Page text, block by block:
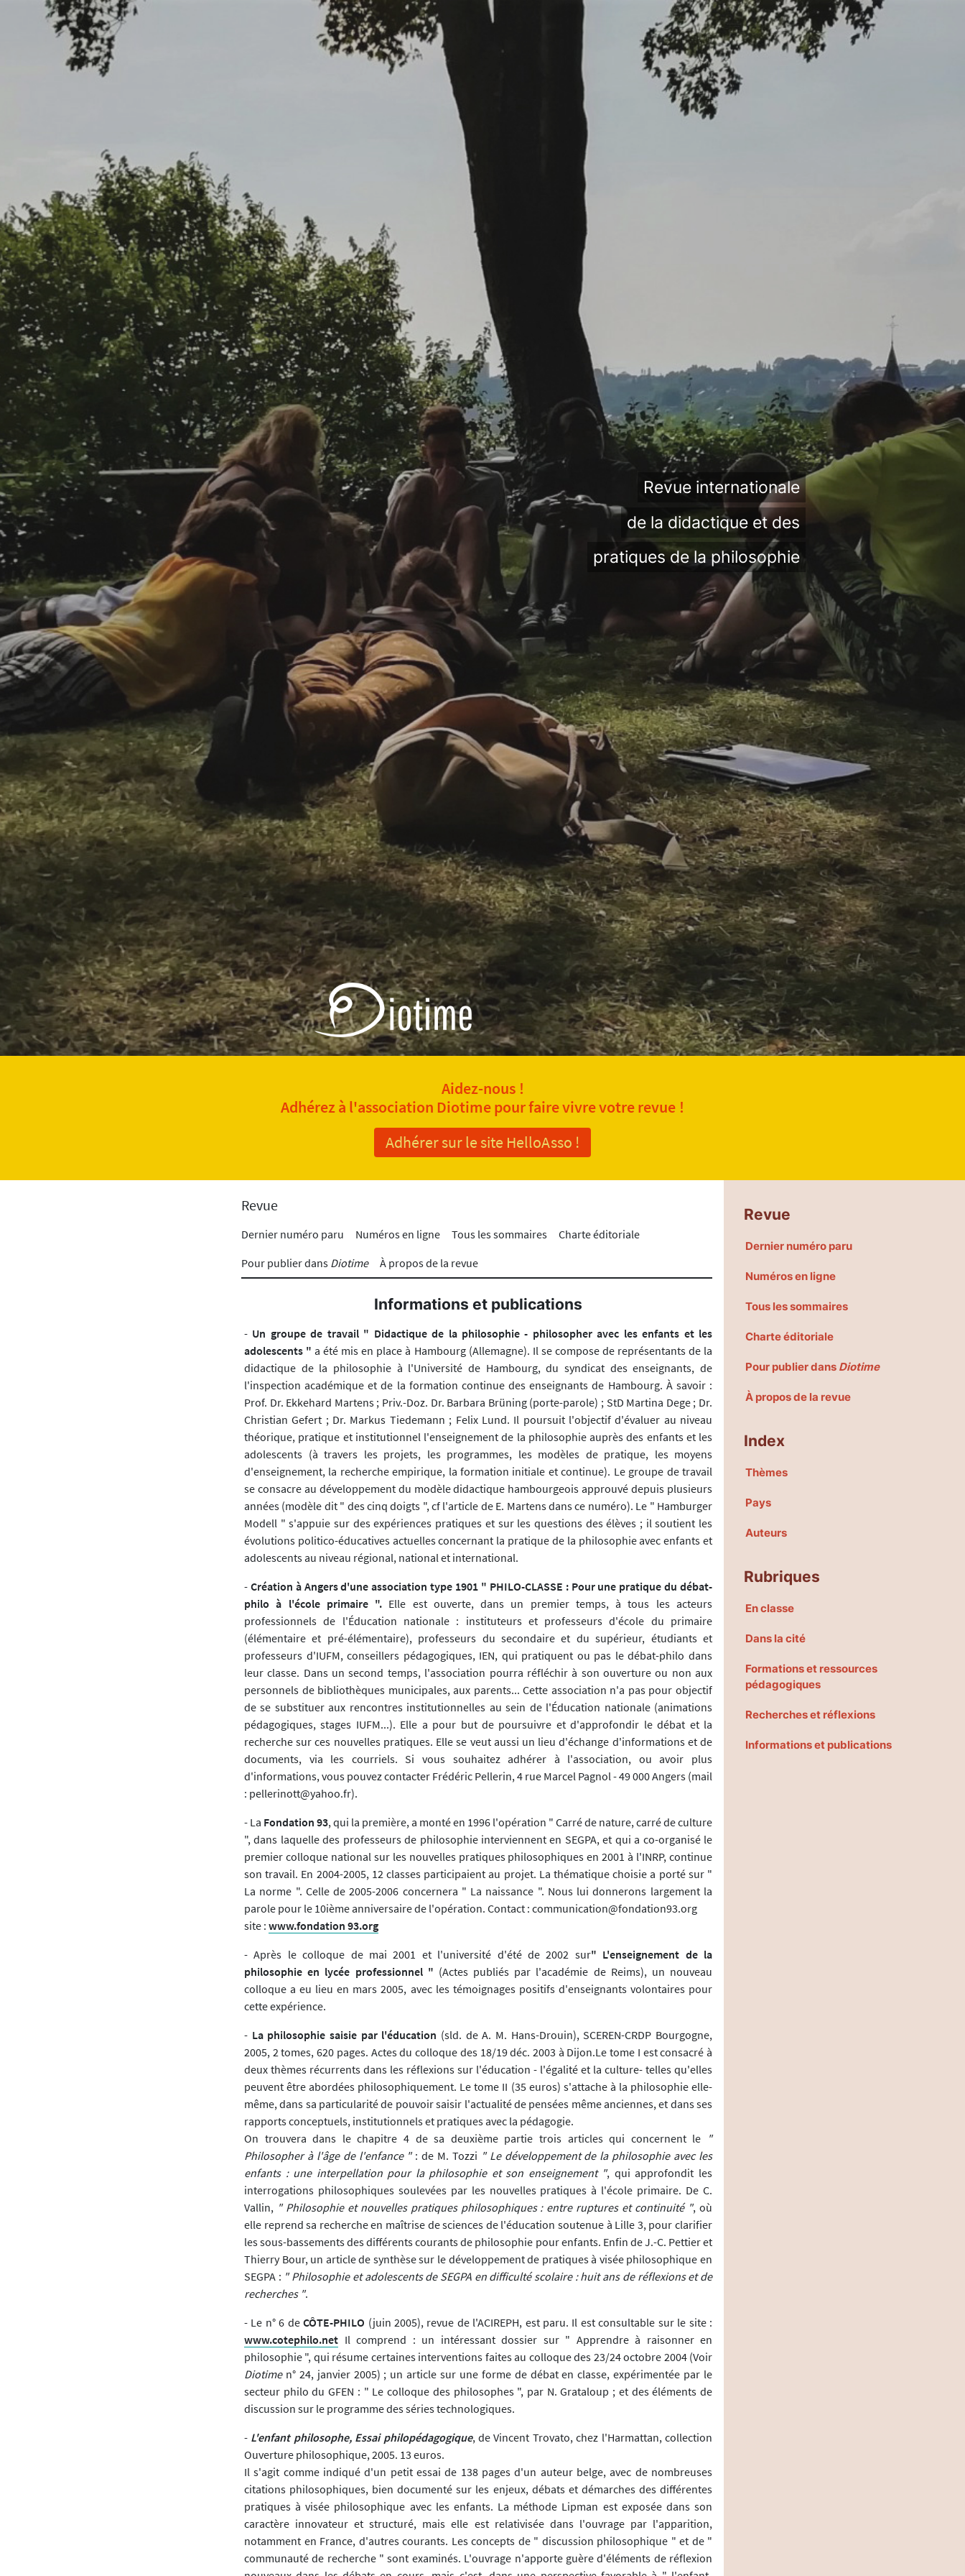
Revue internationale
de la didactique et des
pratiques de la philosophie
Aidez-nous !
Adhérez à l'association Diotime pour faire vivre votre revue !
Adhérer sur le site HelloAsso !
Revue
Dernier numéro paru Numéros en ligne Tous les sommaires
Charte éditoriale
Pour publier dans Diotime À propos de la revue
Informations et publications
- Un groupe de travail " Didactique de la philosophie - philosopher avec les enfants et les
adolescents " a été mis en place à Hambourg (Allemagne). Il se compose de représentants de la
didactique de la philosophie à l'Université de Hambourg, du syndicat des enseignants, de
l'inspection académique et de la formation continue des enseignants de Hambourg. À savoir :
Prof. Dr. Ekkehard Martens ; Priv.-Doz. Dr. Barbara Brüning (porte-parole) ; StD Martina Dege ; Dr.
Christian Gefert ; Dr. Markus Tiedemann ; Felix Lund. Il poursuit l'objectif d'évaluer au niveau
théorique, pratique et institutionnel l'enseignement de la philosophie auprès des enfants et les
adolescents (à travers les projets, les programmes, les modèles de pratique, les moyens
d'enseignement, la recherche empirique, la formation initiale et continue). Le groupe de travail
se consacre au développement du modèle didactique hambourgeois approuvé depuis plusieurs
années (modèle dit " des cinq doigts ", cf l'article de E. Martens dans ce numéro). Le " Hamburger
Modell " s'appuie sur des expériences pratiques et sur les questions des élèves ; il soutient les
évolutions politico-éducatives actuelles concernant la pratique de la philosophie avec enfants et
adolescents au niveau régional, national et international.
- Création à Angers d'une association type 1901 " PHILO-CLASSE : Pour une pratique du débat-
philo à l'école primaire ". Elle est ouverte, dans un premier temps, à tous les acteurs
professionnels de l'Éducation nationale : instituteurs et professeurs d'école du primaire
(élémentaire et pré-élémentaire), professeurs du secondaire et du supérieur, étudiants et
professeurs d'IUFM, conseillers pédagogiques, IEN, qui pratiquent ou pas le débat-philo dans
leur classe. Dans un second temps, l'association pourra réfléchir à son ouverture ou non aux
personnels de bibliothèques municipales, aux parents... Cette association n'a pas pour objectif
de se substituer aux rencontres institutionnelles au sein de l'Éducation nationale (animations
pédagogiques, stages IUFM...). Elle a pour but de poursuivre et d'approfondir le débat et la
recherche sur ces nouvelles pratiques. Elle se veut aussi un lieu d'échange d'informations et de
documents, via les courriels. Si vous souhaitez adhérer à l'association, ou avoir plus
d'informations, vous pouvez contacter Frédéric Pellerin, 4 rue Marcel Pagnol - 49 000 Angers (mail
: pellerinott@yahoo.fr).
- La Fondation 93, qui la première, a monté en 1996 l'opération " Carré de nature, carré de culture
", dans laquelle des professeurs de philosophie interviennent en SEGPA, et qui a co-organisé le
premier colloque national sur les nouvelles pratiques philosophiques en 2001 à l'INRP, continue
son travail. En 2004-2005, 12 classes participaient au projet. La thématique choisie a porté sur "
La norme ". Celle de 2005-2006 concernera " La naissance ". Nous lui donnerons largement la
parole pour le 10ième anniversaire de l'opération. Contact : communication@fondation93.org
site : www.fondation 93.org
- Après le colloque de mai 2001 et l'université d'été de 2002 sur" L'enseignement de la
philosophie en lycée professionnel " (Actes publiés par l'académie de Reims), un nouveau
colloque a eu lieu en mars 2005, avec les témoignages positifs d'enseignants volontaires pour
cette expérience.
- La philosophie saisie par l'éducation (sld. de A. M. Hans-Drouin), SCEREN-CRDP Bourgogne,
2005, 2 tomes, 620 pages. Actes du colloque des 18/19 déc. 2003 à Dijon.Le tome I est consacré à
deux thèmes récurrents dans les réflexions sur l'éducation - l'égalité et la culture- telles qu'elles
peuvent être abordées philosophiquement. Le tome II (35 euros) s'attache à la philosophie elle-
même, dans sa particularité de pouvoir saisir l'actualité de pensées même anciennes, et dans ses
rapports conceptuels, institutionnels et pratiques avec la pédagogie.
On trouvera dans le chapitre 4 de sa deuxième partie trois articles qui concernent le "
Philosopher à l'âge de l'enfance ": de M. Tozzi " Le développement de la philosophie avec les
enfants : une interpellation pour la philosophie et son enseignement ", qui approfondit les
interrogations philosophiques soulevées par les nouvelles pratiques à l'école primaire. De C.
Vallin, " Philosophie et nouvelles pratiques philosophiques : entre ruptures et continuité ", où
elle reprend sa recherche en maîtrise de sciences de l'éducation soutenue à Lille 3, pour clarifier
les sous-bassements des différents courants de philosophie pour enfants. Enfin de J.-C. Pettier et
Thierry Bour, un article de synthèse sur le développement de pratiques à visée philosophique en
SEGPA : " Philosophie et adolescents de SEGPA en difficulté scolaire : huit ans de réflexions et de
recherches ".
- Le n° 6 deCÔTE-PHILO (juin 2005), revue de l'ACIREPH, est paru. Il est consultable sur le site :
www.cotephilo.net Il comprend : un intéressant dossier sur " Apprendre à raisonner en
philosophie ", qui résume certaines interventions faites au colloque des 23/24 octobre 2004 (Voir
Diotimen° 24, janvier 2005) ; un article sur une forme de débat en classe, expérimentée par le
secteur philo du GFEN : " Le colloque des philosophes ", par N. Grataloup ; et des éléments de
discussion sur le programme des séries technologiques.
- L'enfant philosophe, Essai philopédagogique, de Vincent Trovato, chez l'Harmattan, collection
Ouverture philosophique, 2005. 13 euros.
Il s'agit comme indiqué d'un petit essai de 138 pages d'un auteur belge, avec de nombreuses
citations philosophiques, bien documenté sur les enjeux, débats et démarches des différentes
pratiques à visée philosophique avec les enfants. La méthode Lipman est exposée dans son
caractère innovateur et structuré, mais elle est relativisée dans l'ouvrage par l'apparition,
notamment en France, d'autres courants. Les concepts de " discussion philosophique " et de "
communauté de recherche " sont examinés. L'ouvrage n'apporte guère d'éléments de réflexion
Revue
Dernier numéro paru
Numéros en ligne
Tous les sommaires
Charte éditoriale
Pour publier dans Diotime
À propos de la revue
Index
Thèmes
Pays
Auteurs
Rubriques
En classe
Dans la cité
Formations et ressources
pédagogiques
Recherches et réflexions
Informations et publications